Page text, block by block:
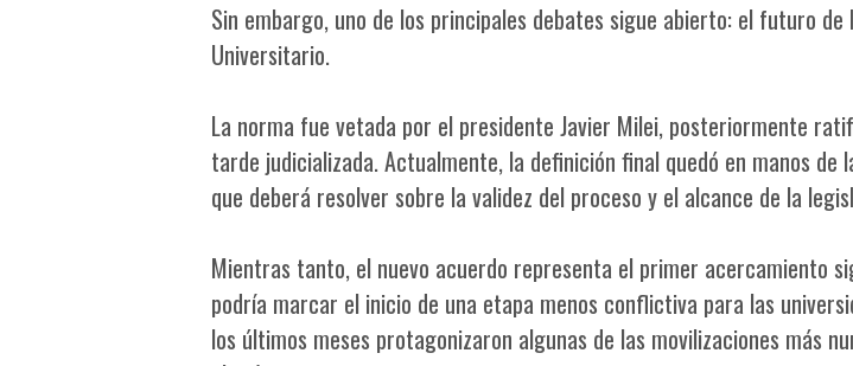
Sin embargo, uno de los principales debates sigue abierto: el futuro de
Universitario.
La norma fue vetada por el presidente Javier Milei, posteriormente
tarde judicializada. Actualmente, la definición final quedó en manos de
que deberá resolver sobre la validez del proceso y el alcance de la
Mientras tanto, el nuevo acuerdo representa el primer acercamiento
podría marcar el inicio de una etapa menos conflictiva para las
los últimos meses protagonizaron algunas de las movilizaciones más